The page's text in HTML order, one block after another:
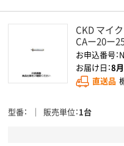
CKD マイ
CAー20ー
お申込番号：
お届け日：8
直送品
型番 販売単位 1台